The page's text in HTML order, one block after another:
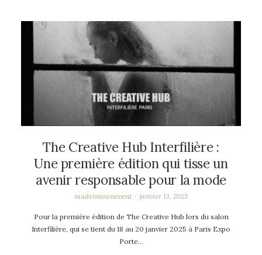
The Creative Hub Interfilière :
Une première édition qui tisse un
avenir responsable pour la mode
madeintownevent janvier 13, 2025
Pour la première édition de The Creative Hub lors du salon
Interfilière, qui se tient du 18 au 20 janvier 2025 à Paris Expo
Porte…